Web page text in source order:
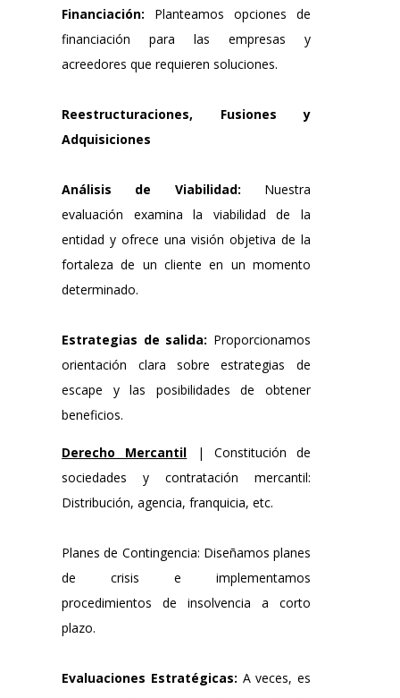
Financiación: Planteamos opciones de
financiación para las empresas y
acreedores que requieren soluciones.
Reestructuraciones, Fusiones y
Adquisiciones
Análisis de Viabilidad: Nuestra
evaluación examina la viabilidad de la
entidad y ofrece una visión objetiva de la
fortaleza de un cliente en un momento
determinado.
Estrategias de salida: Proporcionamos
orientación clara sobre estrategias de
escape y las posibilidades de obtener
beneficios.
Derecho Mercantil | Constitución de
sociedades y contratación mercantil:
Distribución, agencia, franquicia, etc.
Planes de Contingencia: Diseñamos planes
de crisis e implementamos
procedimientos de insolvencia a corto
plazo.
Evaluaciones Estratégicas: A veces, es